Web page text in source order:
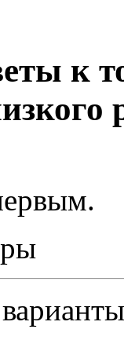
к
.